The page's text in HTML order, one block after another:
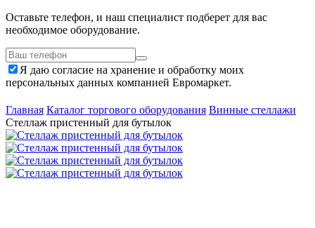
Оставьте телефон, и наш специалист подберет для вас
необходимое оборудование.
Я даю согласие на хранение и обработку моих
персональных данных компанией Евромаркет.
Главная Каталог торгового оборудования Винные стеллажи
Стеллаж пристенный для бутылок